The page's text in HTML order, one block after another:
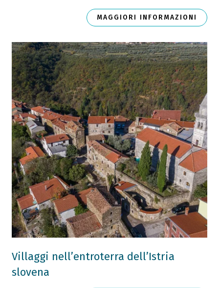
MAGGIORI INFORMAZIONI
Villaggi nell’entroterra dell’Istria
slovena